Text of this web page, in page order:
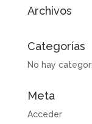
Archivos
Categorías
No hay
Meta
Acceder